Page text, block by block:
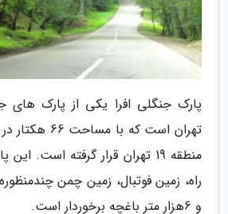
پارک جنگلی افرا یکی از پارک های
تهران است که
راه، زمین فوتبال، زمین چمن
و 6هزار متر باغچه برخوردار است.